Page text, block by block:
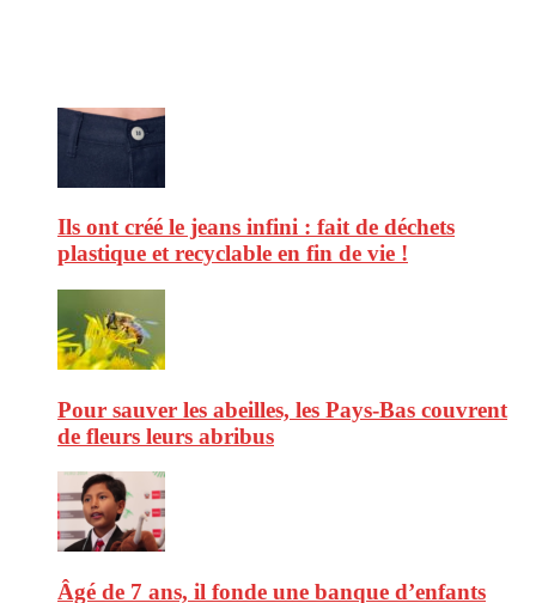
Ils ont créé le jeans infini : fait de déchets
plastique et recyclable en fin de vie !
Pour sauver les abeilles, les Pays-Bas couvrent
de fleurs leurs abribus
Âgé de 7 ans, il fonde une banque d’enfants